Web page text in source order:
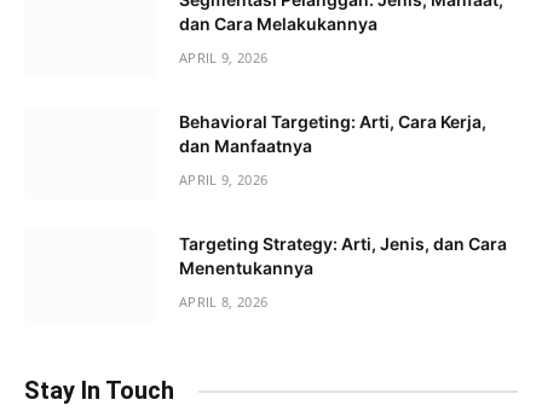
dan Cara Melakukannya
APRIL 9, 2026
Behavioral Targeting: Arti, Cara Kerja,
dan Manfaatnya
APRIL 9, 2026
Targeting Strategy: Arti, Jenis, dan Cara
Menentukannya
APRIL 8, 2026
Stay In Touch